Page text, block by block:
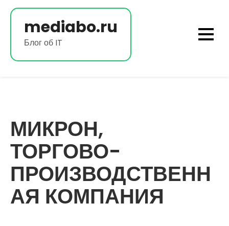
Перейти
содержимомуmediabo.ru
Блог об IT
МИКРОН,
ТОРГОВО-
ПРОИЗВОДСТВЕНН
АЯ КОМПАНИЯ